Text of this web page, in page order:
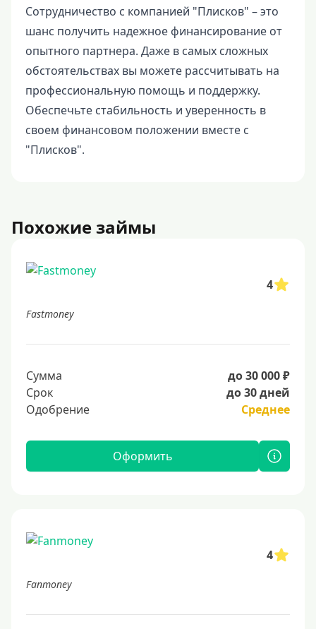
Сотрудничество с компанией "Плисков" – это
шанс получить надежное финансирование от
опытного партнера. Даже в самых сложных
обстоятельствах вы можете рассчитывать на
профессиональную помощь и поддержку.
Обеспечьте стабильность и уверенность в
своем финансовом положении вместе с
"Плисков".
Похожие займы
4
Fastmoney
Сумма
до 30 000 ₽
Срок
до 30 дней
Одобрение
Среднее
Оформить
4
Fanmoney